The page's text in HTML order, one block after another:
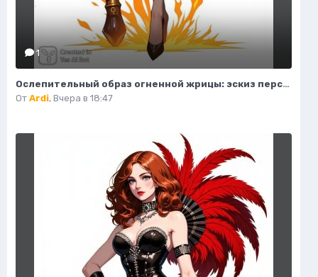
1
Ослепительный образ огненной жрицы: эскиз персонажа в стиле фэнтези. Изображение из нейросети Flux 1
От Ardi, Вчера в 18:47